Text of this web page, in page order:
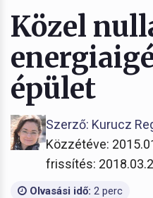
Közel
épület
Szerző: Kurucz
Közzétéve:
frissítés:
Olvasási idő: 2 perc